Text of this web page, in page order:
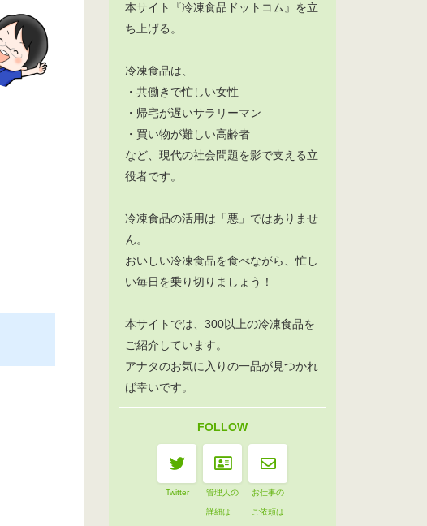
本サイト『冷凍食品ドットコム』を立
ち上げる。
冷凍食品は、
・共働きで忙しい女性
・帰宅が遅いサラリーマン
・買い物が難しい高齢者
など、現代の社会問題を影で支える立
役者です。
冷凍食品の活用は「悪」ではありませ
ん。
おいしい冷凍食品を食べながら、忙し
い毎日を乗り切りましょう！
本サイトでは、300以上の冷凍食品を
ご紹介しています。
アナタのお気に入りの一品が見つかれ
ば幸いです。
FOLLOW
Twitter 管理人の
詳細は
お仕事の
ご依頼は